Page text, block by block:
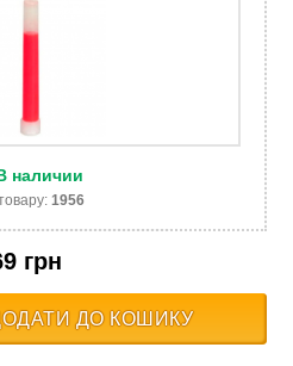
1956
грн
ДО КОШИКУ